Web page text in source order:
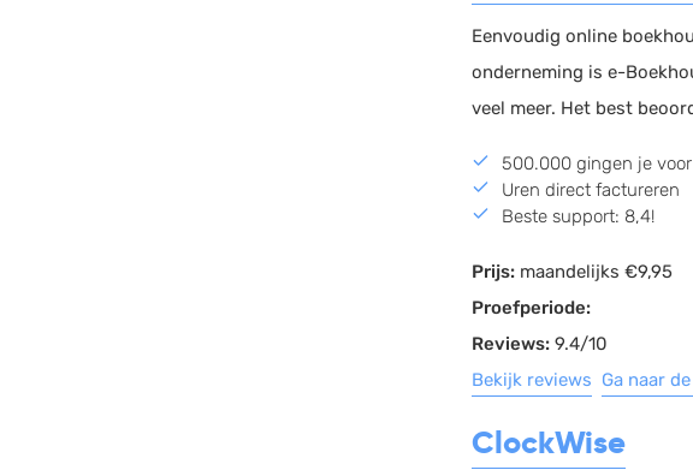
Eenvoudig online
onderneming is e-
veel meer. Het best
500.000 gingen je voor
Uren direct factureren
Beste support: 8,4!
Prijs: maandelijks €9,95
Proefperiode:
Reviews: 9.4/10
Bekijk reviews Ga naar
ClockWise